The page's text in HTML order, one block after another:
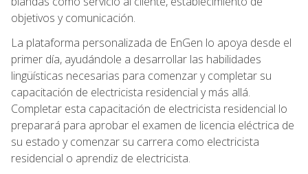
objetivos y comunicación.
La plataforma personalizada de EnGen lo apoya desde el
primer día, ayudándole a desarrollar las habilidades
lingüísticas necesarias para comenzar y completar su
capacitación de electricista residencial y más allá.
Completar esta capacitación de electricista residencial lo
preparará para aprobar el examen de licencia eléctrica de
su estado y comenzar su carrera como electricista
residencial o aprendiz de electricista.